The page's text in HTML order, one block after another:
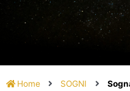
Home SOGNI